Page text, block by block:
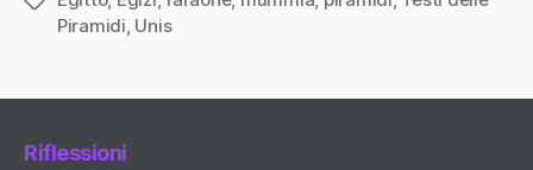
Piramidi, Unis
Riflessioni